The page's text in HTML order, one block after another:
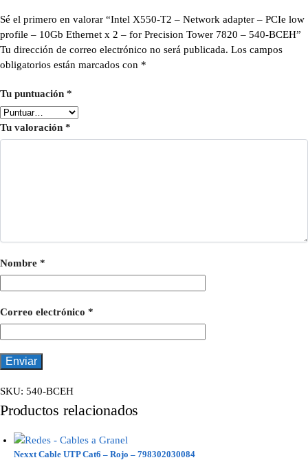
Sé el primero en valorar “Intel X550-T2 – Network adapter – PCIe low
profile – 10Gb Ethernet x 2 – for Precision Tower 7820 – 540-BCEH”
Tu dirección de correo electrónico no será publicada. Los campos
obligatorios están marcados con *
Tu puntuación *
Tu valoración *
Nombre *
Correo electrónico *
SKU: 540-BCEH
Productos relacionados
Nexxt Cable UTP Cat6 – Rojo – 798302030084